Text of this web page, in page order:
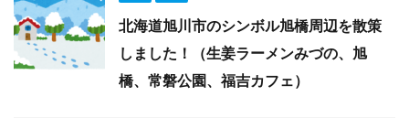
北海道旭川市のシンボル旭橋周辺を散策
しました！（生姜ラーメンみづの、旭
橋、常磐公園、福吉カフェ）